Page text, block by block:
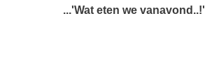
...'Wat eten we vanavond..!'